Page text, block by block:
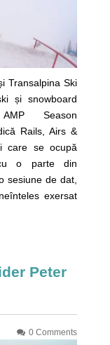
Transalpina Ski
și snowboard
Season
Rails, Airs &
care se ocupă
o parte din
sesiune de dat,
exersat
Peter
0 Comments